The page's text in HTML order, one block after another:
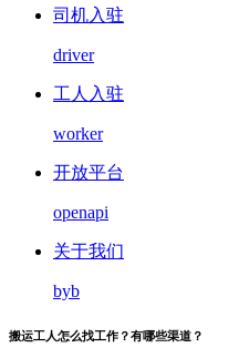
司机入驻
driver
工人入驻
worker
开放平台
openapi
关于我们
byb
搬运工人怎么找工作？有哪些渠道？